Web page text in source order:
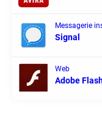
Messagerie
Signal
Web
Adobe